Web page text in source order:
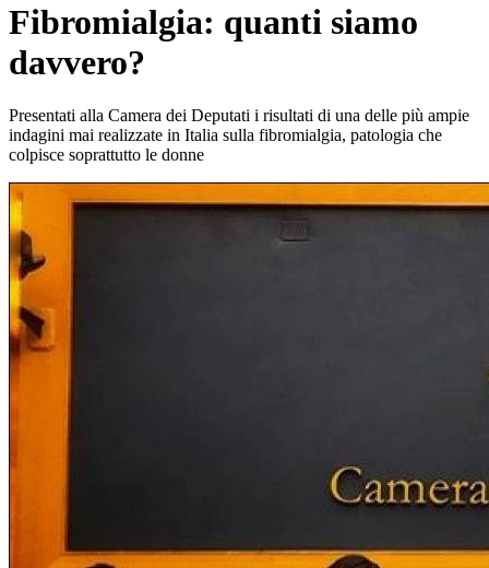
Fibromialgia: quanti siamo
davvero?
Presentati alla Camera dei Deputati i risultati di una delle più ampie
indagini mai realizzate in Italia sulla fibromialgia, patologia che
colpisce soprattutto le donne